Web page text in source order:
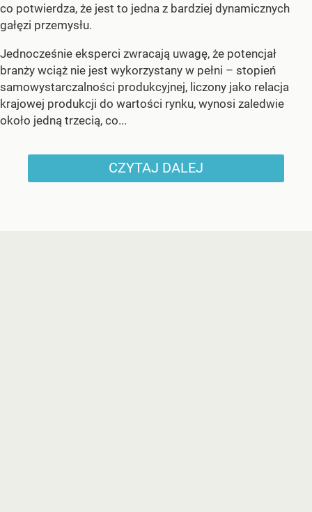
co potwierdza, że jest to jedna z bardziej dynamicznych
gałęzi przemysłu.
Jednocześnie eksperci zwracają uwagę, że potencjał
branży wciąż nie jest wykorzystany w pełni – stopień
samowystarczalności produkcyjnej, liczony jako relacja
krajowej produkcji do wartości rynku, wynosi zaledwie
około jedną trzecią, co...
CZYTAJ DALEJ